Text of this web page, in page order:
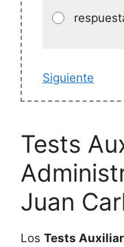
Siguiente
Tests
Juan
Los Tests